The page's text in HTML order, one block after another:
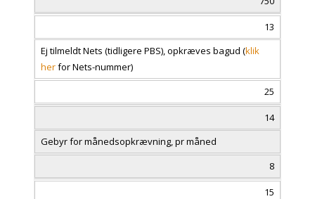
13
Ej tilmeldt Nets (tidligere PBS), opkræves bagud (klik
herfor Nets-nummer)
25
14
Gebyr for månedsopkrævning, pr måned
8
15